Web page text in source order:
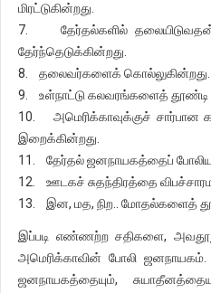
மிரட்டுகின்றது.
7. தேர்தல்களில்
தேர்ந்தெடுக்கின்றது.
8. தலைவர்களைக் கொல்லுகின்றது.
9. உள்நாட்டு கலவரங்களைத் தூண்டி
10. அமெரிக்காவுக்குச் சார்பான
இறைக்கின்றது.
11. தேர்தல் ஜனநாயகத்தைப்
12. ஊடகச் சுதந்திரத்தை
13. இன, மத, நிற.. மோதல்களைத்
இப்படி எண்ணற்ற சதிகளை,
அமெரிக்காவின் போலி ஜனநாயகம்.
ஜனநாயகத்தையும்,